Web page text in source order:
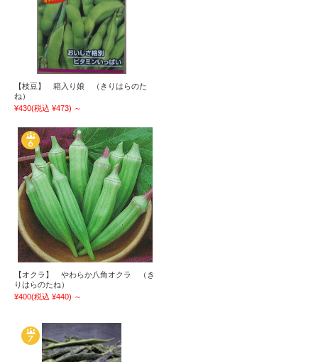
【枝豆】 箱入り娘 （きりはらのた
ね）
¥430(税込 ¥473) ～
【オクラ】 やわらか八角オクラ （き
りはらのたね）
¥400(税込 ¥440) ～